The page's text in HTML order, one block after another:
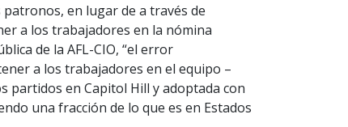
en lugar de a través de
a los trabajadores en la nómina
de la AFL-CIO, “el error
a los trabajadores en el equipo –
partidos en Capitol Hill y adoptada con
una fracción de lo que es en Estados